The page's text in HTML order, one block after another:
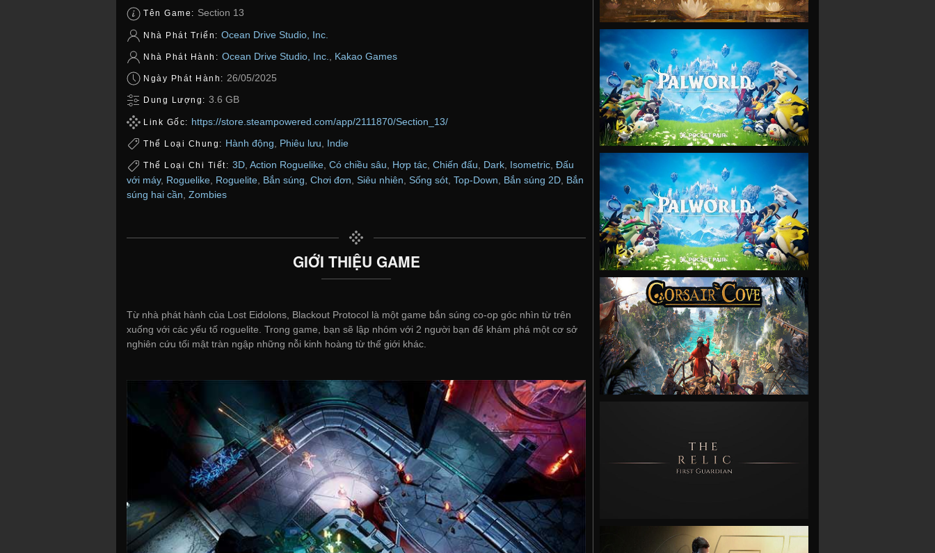
Tên Game: Section 13
Nhà Phát Triển: Ocean Drive Studio, Inc.
Nhà Phát Hành: Ocean Drive Studio, Inc. Kakao Games
Ngày Phát Hành: 26/05/2025
Dung Lượng: 3.6 GB
Link Gốc: https://store.steampowered.com/app/2111870/Section_13/
Thể Loại Chung: Hành động Phiêu lưu Indie
Thể Loại Chi Tiết: 3D, Action Roguelike, Có chiều sâu, Hợp tác, Chiến đấu, Dark, Isometric, Đấu
với máy, Roguelike Roguelite Bắn súng Chơi đơn Siêu nhiên Sống sót Top-Down Bắn súng 2D Bắn
súng hai cần Zombies
GIỚI THIỆU GAME
Từ nhà phát hành của Lost Eidolons, Blackout Protocol là một game bắn súng co-op góc nhìn từ trên
xuống với các yếu tố roguelite. Trong game, bạn sẽ lập nhóm với 2 người bạn để khám phá một cơ sở
nghiên cứu tối mật tràn ngập những nỗi kinh hoàng từ thế giới khác.
VIEW
VIEW
VIEW
VIEW